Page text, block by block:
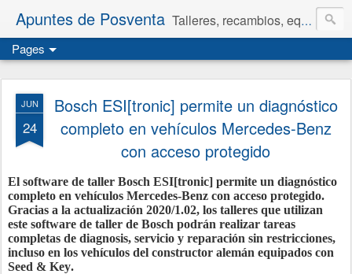
Apuntes de Posventa Talleres, recambios, equipamiento y neumáticos.
Pages
JUN
24
Bosch ESI[tronic] permite un diagnóstico
completo en vehículos Mercedes-Benz
con acceso protegido
El software de taller Bosch ESI[tronic] permite un diagnóstico
completo en vehículos Mercedes-Benz con acceso protegido.
Gracias a la actualización 2020/1.02, los talleres que utilizan
este software de taller de Bosch podrán realizar tareas
completas de diagnosis, servicio y reparación sin restricciones,
incluso en los vehículos del constructor alemán equipados con
Seed & Key.